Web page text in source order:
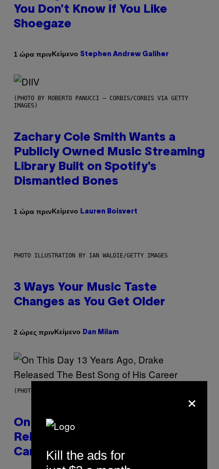
You Don’t Know if You Like
Shoegaze
1 ώρα πρινΚείμενο Stephen Andrew Galiher
(PHOTO BY ROBERTO PANUCCI – CORBIS/CORBIS VIA GETTY
IMAGES)
Zachary Cole Smith Wants a
Publicly Owned Music Streaming
Library Built on Spotify’s
Dismantled Bones
1 ώρα πρινΚείμενο Lauren Boisvert
PHOTO ILLUSTRATION BY IAN WALDIE/GETTY IMAGES
3 Ways Your Music Taste
Changes as You Get Older
2 ώρες πρινΚείμενο Dan Milam
(PHOTO BY GARY GERSHOFF/WIREIMAGE)
On This Day 13 Years Ago, Drake
Released the Best Song of His
Career
×
Kill the ads for